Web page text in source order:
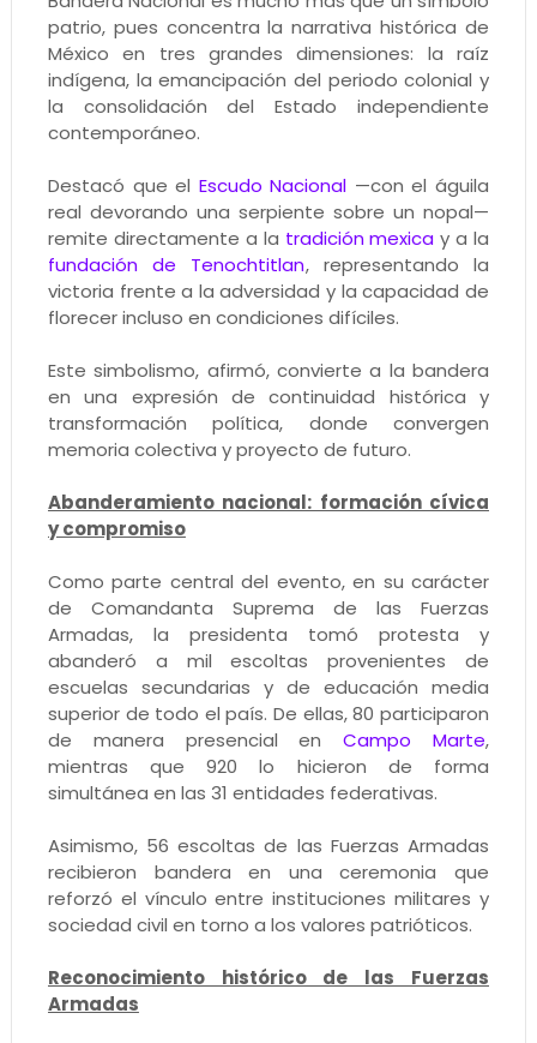
patrio, pues concentra la narrativa histórica de
México en tres grandes dimensiones: la raíz
indígena, la emancipación del periodo colonial y
la consolidación del Estado independiente
contemporáneo.
Destacó que el Escudo Nacional —con el águila
real devorando una serpiente sobre un nopal—
remite directamente a la tradición mexica y a la
fundación de Tenochtitlan, representando la
victoria frente a la adversidad y la capacidad de
florecer incluso en condiciones difíciles.
Este simbolismo, afirmó, convierte a la bandera
en una expresión de continuidad histórica y
transformación política, donde convergen
memoria colectiva y proyecto de futuro.
Abanderamiento nacional: formación cívica
y compromiso
Como parte central del evento, en su carácter
de Comandanta Suprema de las Fuerzas
Armadas, la presidenta tomó protesta y
abanderó a mil escoltas provenientes de
escuelas secundarias y de educación media
superior de todo el país. De ellas, 80 participaron
de manera presencial enCampo Marte,
mientras que 920 lo hicieron de forma
simultánea en las 31 entidades federativas.
Asimismo, 56 escoltas de las Fuerzas Armadas
recibieron bandera en una ceremonia que
reforzó el vínculo entre instituciones militares y
sociedad civil en torno a los valores patrióticos.
Reconocimiento histórico de las Fuerzas
Armadas